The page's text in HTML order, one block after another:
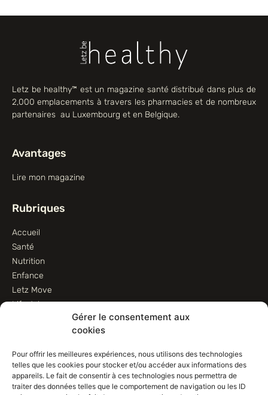
Gérer le consentement aux
cookies
Pour offrir les meilleures expériences, nous utilisons des technologies
telles que les cookies pour stocker et/ou accéder aux informations des
appareils. Le fait de consentir à ces technologies nous permettra de
traiter des données telles que le comportement de navigation ou les ID
Letz be healthy™ est un magazine santé distribué dans plus de
2,000 emplacements à travers les pharmacies et de nombreux
partenaires au Luxembourg et en Belgique.
Avantages
Lire mon magazine
Rubriques
Accueil
Santé
Nutrition
Enfance
Letz Move
Lifestyle
Informations
Contactez-nous
Conditions d’utilisation